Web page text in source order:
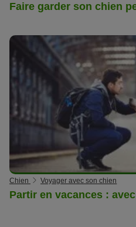
Faire garder son chien
Chien Voyager avec son chien
Partir en vacances :